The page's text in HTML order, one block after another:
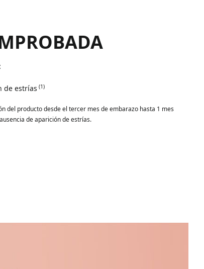
de estrías (1)
del producto desde el tercer mes de embarazo hasta 1 mes
de aparición de estrías.